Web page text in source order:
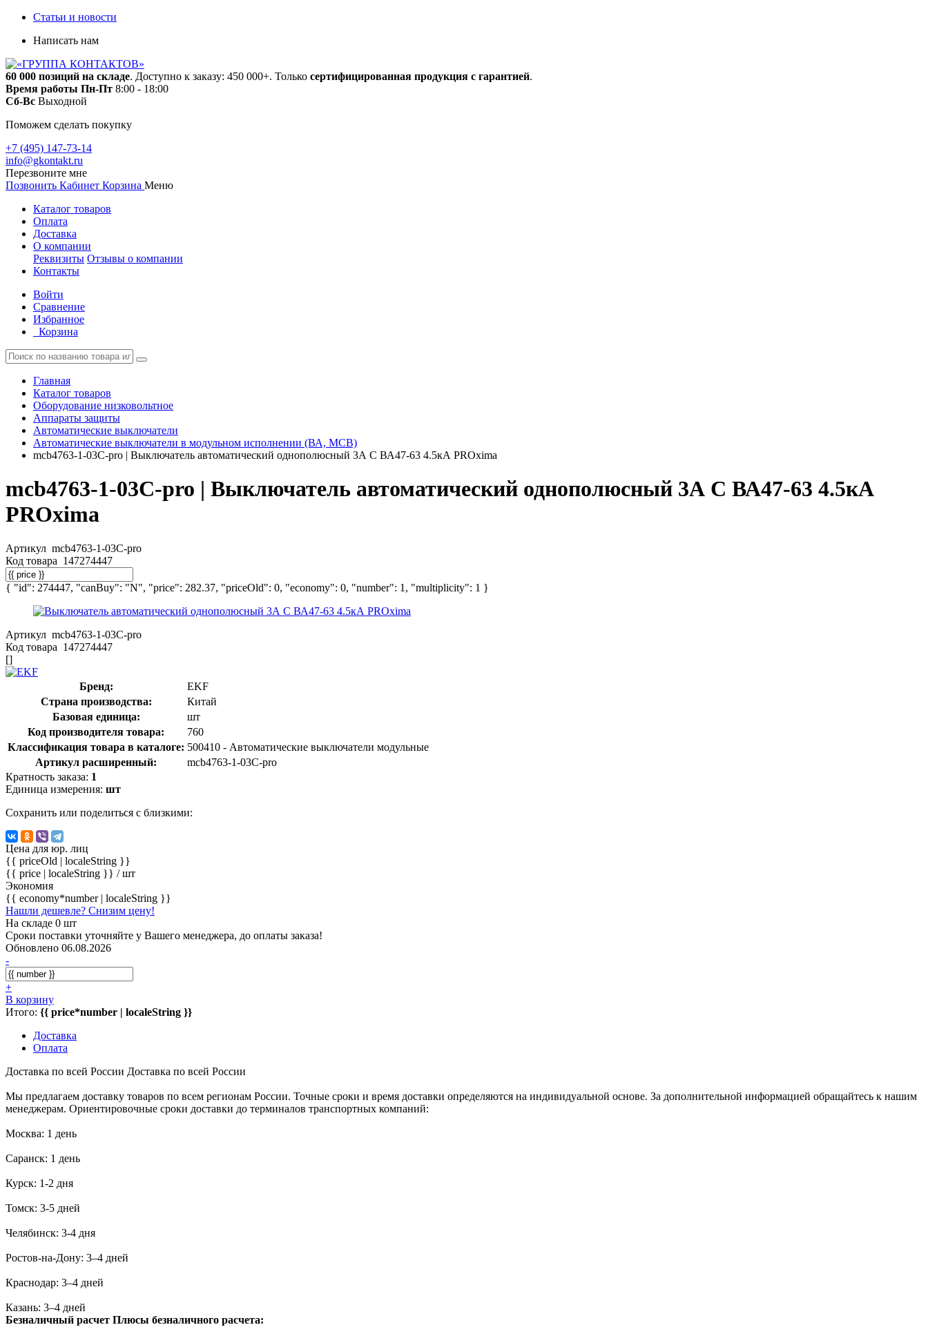
Статьи и новости
Написать нам
60 000 позиций на складе. Доступно к заказу: 450 000+. Только сертифицированная продукция с гарантией.
Время работы Пн-Пт 8:00 - 18:00
Сб-Вс Выходной
Поможем сделать покупку
+7 (495) 147-73-14
info@gkontakt.ru
Перезвоните мне
Позвонить Кабинет Корзина Меню
Каталог товаров
Оплата
Доставка
О компании
Реквизиты Отзывы о компании
Контакты
Войти
Сравнение
Избранное
Корзина
Главная
Каталог товаров
Оборудование низковольтное
Аппараты защиты
Автоматические выключатели
Автоматические выключатели в модульном исполнении (ВА, MCB)
mcb4763-1-03C-pro | Выключатель автоматический однополюсный 3А С ВА47-63 4.5кА PROxima
mcb4763-1-03C-pro | Выключатель автоматический однополюсный 3А С ВА47-63 4.5кА
PROxima
Артикул mcb4763-1-03C-pro
Код товара 147274447
{ "id": 274447, "canBuy": "N", "price": 282.37, "priceOld": 0, "economy": 0, "number": 1, "multiplicity": 1 }
Артикул mcb4763-1-03C-pro
Код товара 147274447
[]
Бренд:
EKF
Страна производства:
Китай
Базовая единица:
шт
Код производителя товара:
760
Классификация товара в каталоге: 500410 - Автоматические выключатели модульные
Артикул расширенный:
mcb4763-1-03C-pro
Кратность заказа: 1
Единица измерения: шт
Сохранить или поделиться с близкими:
Цена для юр. лиц
{{ priceOld | localeString }}
{{ price | localeString }} / шт
Экономия
{{ economy*number | localeString }}
Нашли дешевле? Снизим цену!
На складе 0 шт
Сроки поставки уточняйте у Вашего менеджера, до оплаты заказа!
Обновлено 06.08.2026
-
+
В корзину
Итого: {{ price*number | localeString }}
Доставка
Оплата
Доставка по всей России Доставка по всей России
Мы предлагаем доставку товаров по всем регионам России. Точные сроки и время доставки определяются на индивидуальной основе. За дополнительной информацией обращайтесь к нашим
менеджерам. Ориентировочные сроки доставки до терминалов транспортных компаний:
Москва: 1 день
Саранск: 1 день
Курск: 1-2 дня
Томск: 3-5 дней
Челябинск: 3-4 дня
Ростов-на-Дону: 3–4 дней
Краснодар: 3–4 дней
Казань: 3–4 дней
Безналичный расчет Плюсы безналичного расчета: